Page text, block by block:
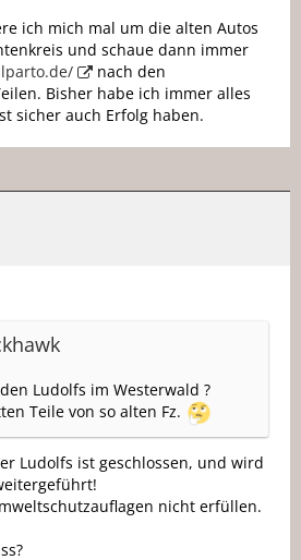
ich mich mal um die alten Autos
und schaue dann immer
nach den
Bisher habe ich immer alles
sicher auch Erfolg haben.
Ludolfs im Westerwald ?
Teile von so alten Fz.
Ludolfs ist geschlossen, und wird
nicht erfüllen.